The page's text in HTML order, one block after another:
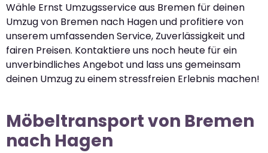
Wähle Ernst Umzugsservice aus Bremen für deinen
Umzug von Bremen nach Hagen und profitiere von
unserem umfassenden Service, Zuverlässigkeit und
fairen Preisen. Kontaktiere uns noch heute für ein
unverbindliches Angebot und lass uns gemeinsam
deinen Umzug zu einem stressfreien Erlebnis machen!
Möbeltransport von Bremen
nach Hagen